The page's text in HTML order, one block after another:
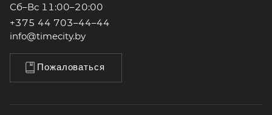
Сб–Вс 11:00–20:00
+375 44 703–44–44
info@timecity.by
Пожаловаться